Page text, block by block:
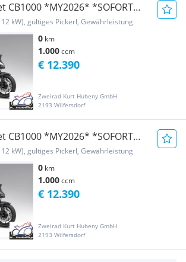
CB1000 *MY2026* *SOFORT
kW), gültiges Pickerl, Gewährleistung
0 km
1.000ccm
Zweirad Kurt Hubeny GmbH
2193 Wilfersdorf
€ 12.390
CB1000 *MY2026* *SOFORT
kW), gültiges Pickerl, Gewährleistung
0 km
1.000ccm
Zweirad Kurt Hubeny GmbH
2193 Wilfersdorf
€ 12.390